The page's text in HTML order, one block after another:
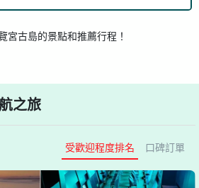
宮古島的景點和推薦行程！
之旅
受歡迎程度排名 口碑訂單